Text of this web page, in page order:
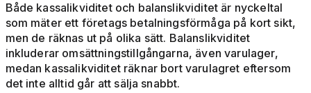
Både kassalikviditet och balanslikviditet är nyckeltal
som mäter ett företags betalningsförmåga på kort sikt,
men de räknas ut på olika sätt. Balanslikviditet
inkluderar omsättningstillgångarna, även varulager,
medan kassalikviditet räknar bort varulagret eftersom
det inte alltid går att sälja snabbt.